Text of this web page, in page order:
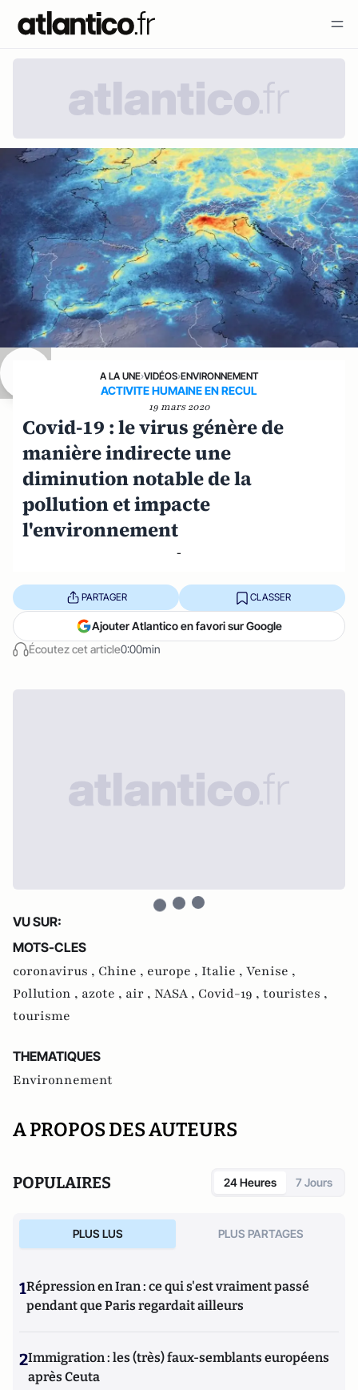
A LA UNE›VIDÉOS›ENVIRONNEMENT
ACTIVITE HUMAINE EN RECUL
19 mars 2020
Covid-19 : le virus génère de
manière indirecte une
diminution notable de la
pollution et impacte
l'environnement
-
Écoutez cet article0:00min
PARTAGER CLASSER
Ajouter Atlantico en favori sur Google
VU SUR:
MOTS-CLES
coronavirus , Chine , europe , Italie , Venise ,
Pollution , azote , air , NASA , Covid-19 , touristes ,
tourisme
THEMATIQUES
Environnement
A PROPOS DES AUTEURS
POPULAIRES 24 Heures 7 Jours
PLUS LUS PLUS PARTAGES
1Répression en Iran : ce qui s'est vraiment passé
pendant que Paris regardait ailleurs
2Immigration : les (très) faux-semblants européens
après Ceuta